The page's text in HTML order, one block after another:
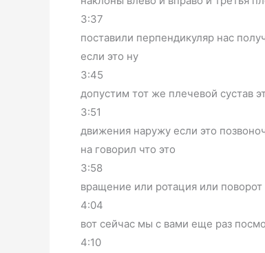
3:37
поставили перпендикуляр нас
если это ну
3:45
допустим тот же плечевой сустав
3:51
движения наружу если это
на говорил что это
3:58
вращение или ротация или поворот
4:04
вот сейчас мы с вами еще раз
4:10